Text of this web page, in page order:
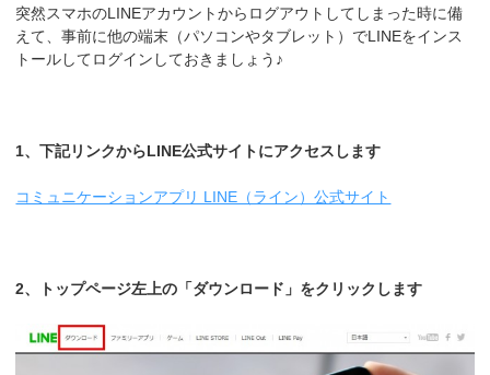
突然スマホのLINEアカウントからログアウトしてしまった時に備
えて、事前に他の端末（パソコンやタブレット）でLINEをインス
トールしてログインしておきましょう♪
1、下記リンクからLINE公式サイトにアクセスします
コミュニケーションアプリ LINE（ライン）公式サイト
2、トップページ左上の「ダウンロード」をクリックします